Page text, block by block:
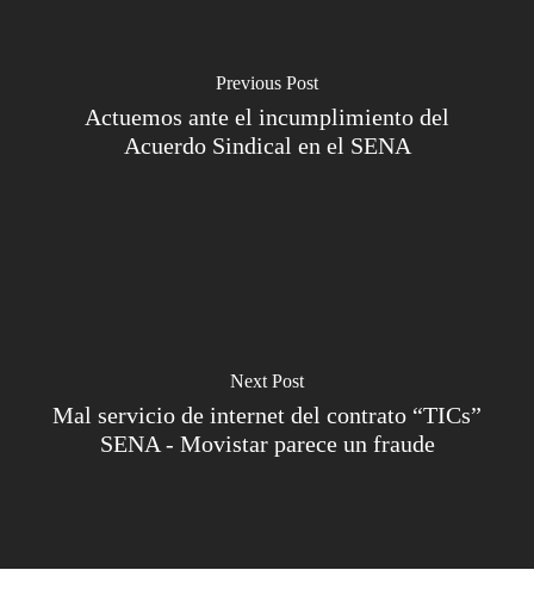
Previous Post
Actuemos ante el incumplimiento del
Acuerdo Sindical en el SENA
Next Post
Mal servicio de internet del contrato “TICs”
SENA - Movistar parece un fraude